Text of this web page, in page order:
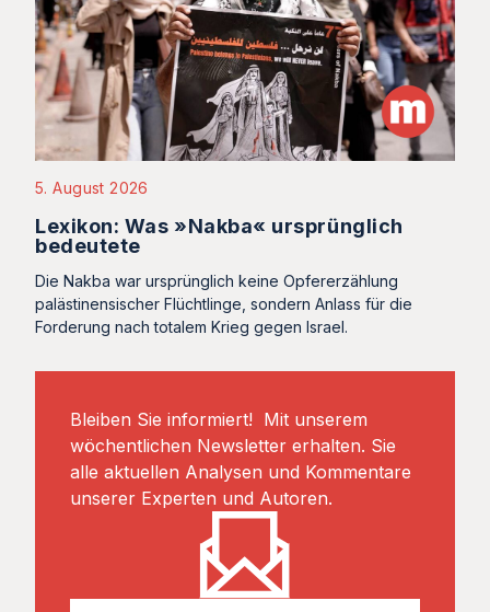
5. August 2026
Lexikon: Was »Nakba« ursprünglich
bedeutete
Die Nakba war ursprünglich keine Opfererzählung
palästinensischer Flüchtlinge, sondern Anlass für die
Forderung nach totalem Krieg gegen Israel.
Bleiben Sie informiert! Mit unserem
wöchentlichen Newsletter erhalten. Sie
alle aktuellen Analysen und Kommentare
unserer Experten und Autoren.